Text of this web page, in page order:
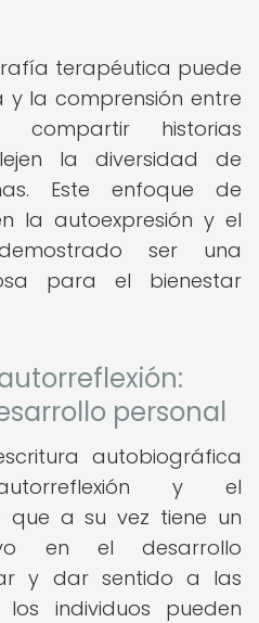
terapéutica puede
la comprensión entre
historias
la diversidad de
Este enfoque de
la autoexpresión y el
ser una
para el bienestar
personal
autobiográfica
y el
que a su vez tiene un
en el desarrollo
y dar sentido a las
los individuos pueden